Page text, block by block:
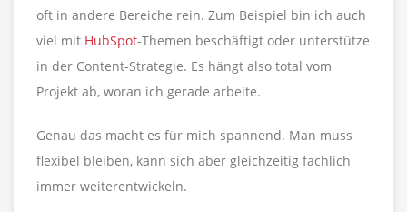
oft in andere Bereiche rein. Zum Beispiel bin ich auch
viel mit HubSpot-Themen beschäftigt oder unterstütze
in der Content-Strategie. Es hängt also total vom
Projekt ab, woran ich gerade arbeite.
Genau das macht es für mich spannend. Man muss
flexibel bleiben, kann sich aber gleichzeitig fachlich
immer weiterentwickeln.